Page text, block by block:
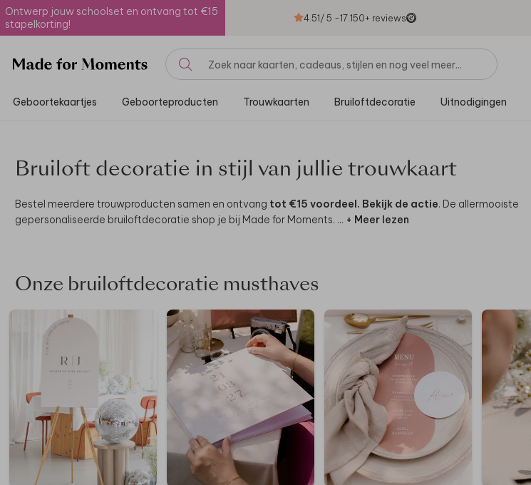
Ontwerp jouw schoolset en ontvang tot €15
stapelkorting!
4.51/ 5 -17.150+ reviews
Geboortekaartjes Geboorteproducten Trouwkaarten Bruiloftdecoratie Uitnodigingen
Bruiloft decoratie in stijl van jullie trouwkaart
Bestel meerdere trouwproducten samen en ontvang tot €15 voordeel. Bekijk de actie. De allermooiste
gepersonaliseerde bruiloftdecoratie shop je bij Made for Moments. ... + Meer lezen
Onze bruiloftdecoratie musthaves